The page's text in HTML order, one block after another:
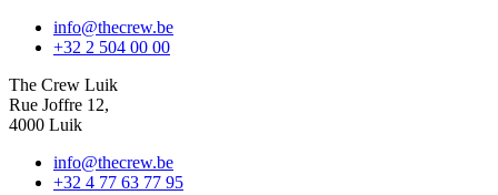
info@thecrew.be
+32 2 504 00 00
The Crew Luik
Rue Joffre 12,
4000 Luik
info@thecrew.be
+32 4 77 63 77 95